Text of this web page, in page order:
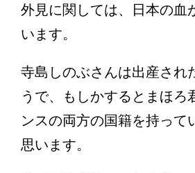
外見に関しては、日本の血
います。
寺島しのぶさんは出産され
うで、もしかするとまほろ
ンスの両方の国籍を持って
思います。